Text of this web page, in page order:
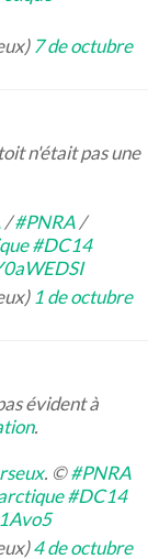
7 de octubre
n'était pas une
/#PNRA /
#DC14
1 de octubre
évident à
.
. ©#PNRA
#DC14
4 de octubre